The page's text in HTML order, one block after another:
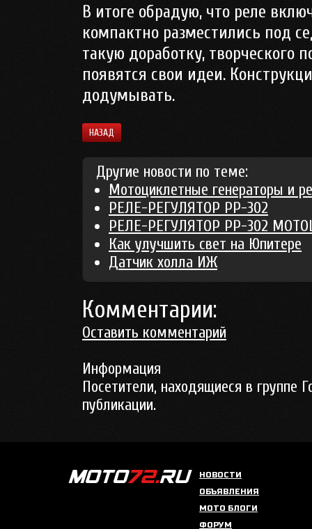
В итоге обрадую, что реле
компактно разместились под
такую доработку, творческого
появятся свои идеи.
додумывать.
НАЗАД
Другие новости по теме:
Мотоциклетные генераторы и
РЕЛЕ-РЕГУЛЯТОР РР-302
РЕЛЕ-РЕГУЛЯТОР РР-302
Как улучшить свет на Юпитере
Датчик холла ИЖ
Комментарии:
Оставить комментарий
Информация
Посетители, находящиеся в группе
публикации.
НОВОСТИ
ОБЪЯВЛЕНИЯ
МОТО БЛОГИ
ФОРУМ